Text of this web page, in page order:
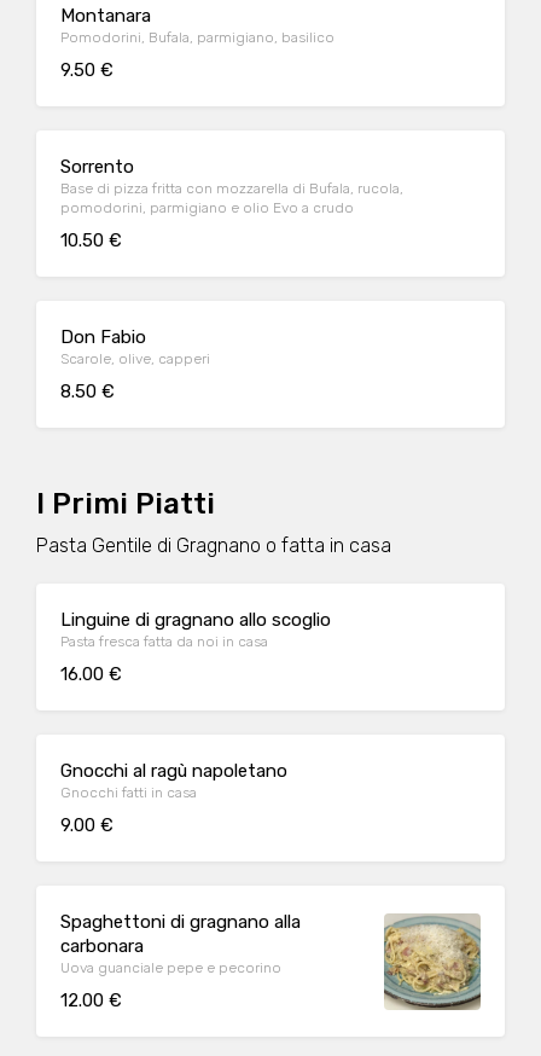
Montanara
Pomodorini, Bufala, parmigiano, basilico
9.50 €
Sorrento
Base di pizza fritta con mozzarella di Bufala, rucola,
pomodorini, parmigiano e olio Evo a crudo
10.50 €
Don Fabio
Scarole, olive, capperi
8.50 €
I Primi Piatti
Pasta Gentile di Gragnano o fatta in casa
Linguine di gragnano allo scoglio
Pasta fresca fatta da noi in casa
16.00 €
Gnocchi al ragù napoletano
Gnocchi fatti in casa
9.00 €
Spaghettoni di gragnano alla
carbonara
Uova guanciale pepe e pecorino
12.00 €